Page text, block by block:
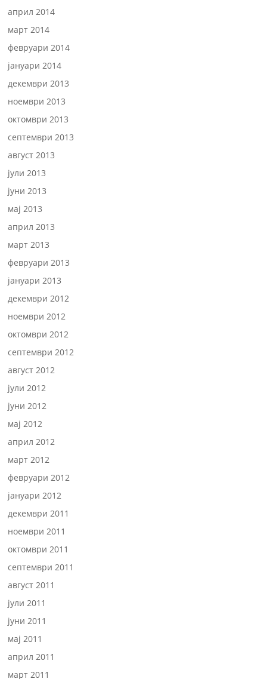
април 2014
март 2014
февруари 2014
јануари 2014
декември 2013
ноември 2013
октомври 2013
септември 2013
август 2013
јули 2013
јуни 2013
мај 2013
април 2013
март 2013
февруари 2013
јануари 2013
декември 2012
ноември 2012
октомври 2012
септември 2012
август 2012
јули 2012
јуни 2012
мај 2012
април 2012
март 2012
февруари 2012
јануари 2012
декември 2011
ноември 2011
октомври 2011
септември 2011
август 2011
јули 2011
јуни 2011
мај 2011
април 2011
март 2011